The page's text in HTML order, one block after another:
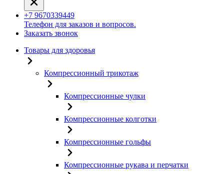
+7 9670339449
Телефон для заказов и вопросов.
Заказать звонок
Товары для здоровья
Компрессионный трикотаж
Компрессионные чулки
Компрессионные колготки
Компрессионные гольфы
Компрессионные рукава и перчатки